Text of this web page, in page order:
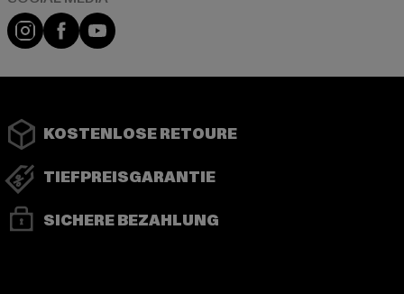
Instagram
FacebookYouTube
KOSTENLOSE RETOURE
TIEFPREISGARANTIE
SICHERE BEZAHLUNG